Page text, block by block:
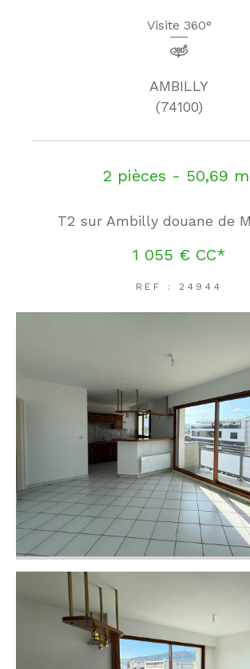
Visite 360°
AMBILLY
(74100)
2 pièces - 50,69
T2 sur Ambilly douane de
1 055 € CC*
REF : 24944